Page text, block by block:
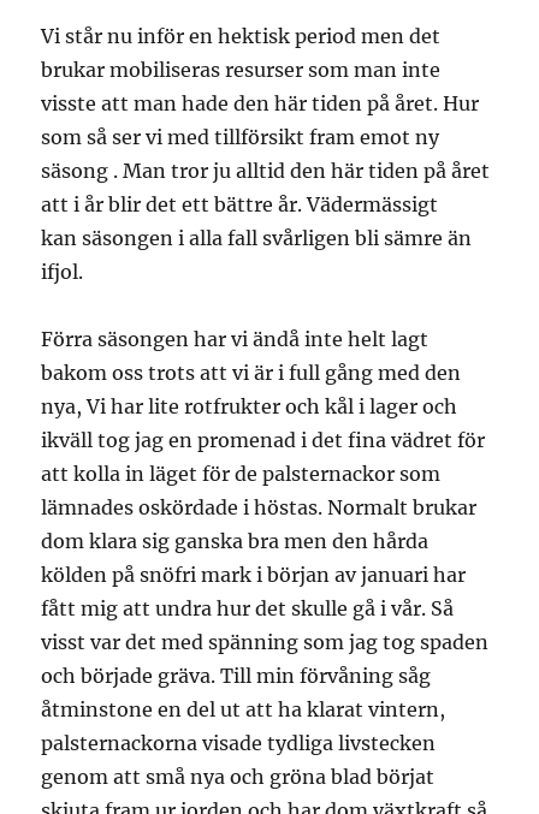
Vi står nu inför en hektisk period men det
brukar mobiliseras resurser som man inte
visste att man hade den här tiden på året. Hur
som så ser vi med tillförsikt fram emot ny
säsong . Man tror ju alltid den här tiden på året
att i år blir det ett bättre år. Vädermässigt
kan säsongen i alla fall svårligen bli sämre än
ifjol.
Förra säsongen har vi ändå inte helt lagt
bakom oss trots att vi är i full gång med den
nya, Vi har lite rotfrukter och kål i lager och
ikväll tog jag en promenad i det fina vädret för
att kolla in läget för de palsternackor som
lämnades oskördade i höstas. Normalt brukar
dom klara sig ganska bra men den hårda
kölden på snöfri mark i början av januari har
fått mig att undra hur det skulle gå i vår. Så
visst var det med spänning som jag tog spaden
och började gräva. Till min förvåning såg
åtminstone en del ut att ha klarat vintern,
palsternackorna visade tydliga livstecken
genom att små nya och gröna blad börjat